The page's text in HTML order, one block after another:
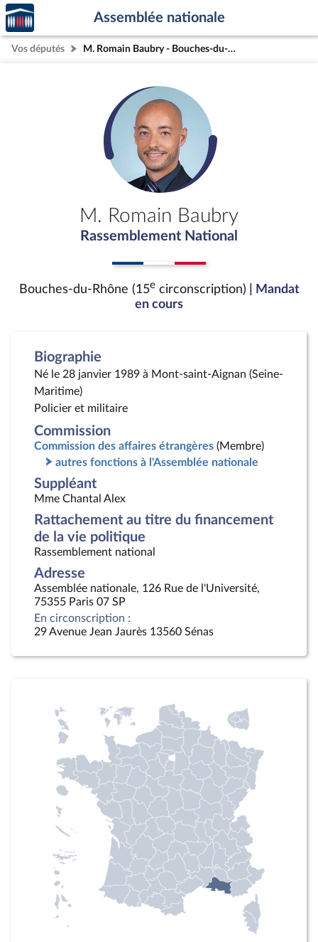
Aller au contenu
Aller en bas de la page
Accèder
à la
page
d'accueil
Assemblée nationale
Vos députés M. Romain Baubry - Bouches-du-Rhône (15e circonscription)
M. Romain Baubry
Rassemblement National
Bouches-du-Rhône (15ecirconscription)
| Mandat
en cours
Biographie
Né le 28 janvier 1989 à Mont-saint-Aignan (Seine-
Maritime)
Policier et militaire
Commission
Commission des affaires étrangères (Membre)
autres fonctions à l'Assemblée nationale
Suppléant
Mme Chantal Alex
Rattachement au titre du financement
de la vie politique
Rassemblement national
Adresse
Assemblée nationale, 126 Rue de l'Université,
75355 Paris 07 SP
En circonscription :
29 Avenue Jean Jaurès 13560 Sénas